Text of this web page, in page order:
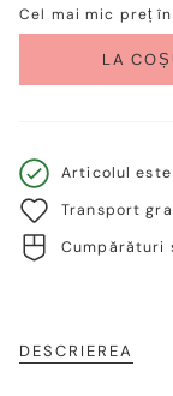
Cel mai mic preț
LA
Articolul
Transport
Cumpărături
DESCRIEREA